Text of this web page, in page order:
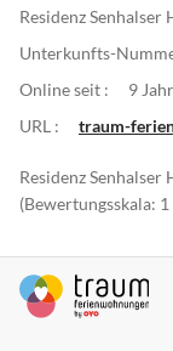
Residenz Senhalser
Unterkunfts-
Online seit :
9
URL :
traum-
Residenz
(Bewertungsskala: